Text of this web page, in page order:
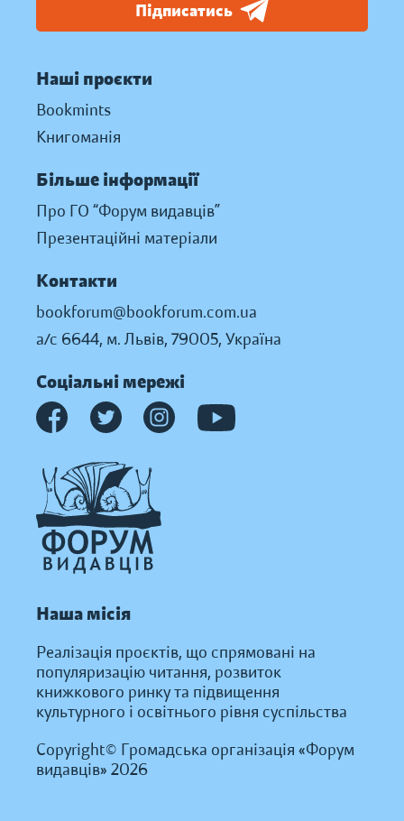
Підписатись
Наші проєкти
Bookmints
Книгоманія
Більше інформації
Про ГО “Форум видавців”
Презентаційні матеріали
Контакти
bookforum@bookforum.com.ua
а/с 6644, м. Львів, 79005, Україна
Соціальні мережі
Наша місія
Реалізація проєктів, що спрямовані на
популяризацію читання, розвиток
книжкового ринку та підвищення
культурного і освітнього рівня суспільства
Copyright© Громадська організація «Форум
видавців» 2026